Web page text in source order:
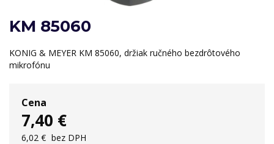
KM 85060
KONIG & MEYER KM 85060, držiak ručného bezdrôtového
mikrofónu
Cena
7,40 €
6,02 € bez DPH